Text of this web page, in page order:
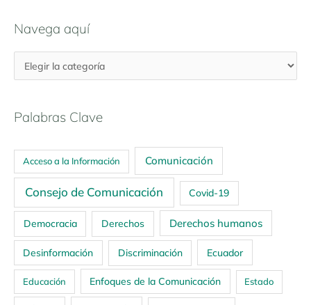
Navega aquí
Palabras Clave
Acceso a la Información Comunicación
Consejo de Comunicación Covid-19
Democracia Derechos Derechos humanos
Desinformación Discriminación Ecuador
Educación Enfoques de la Comunicación Estado